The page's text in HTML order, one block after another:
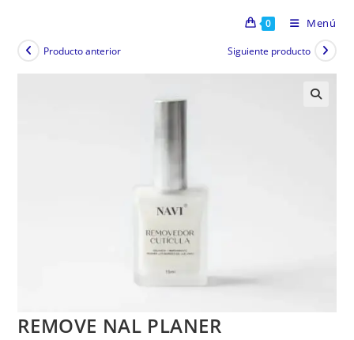
0 Menú
Producto anterior Siguiente producto
REMOVE NAL PLANER